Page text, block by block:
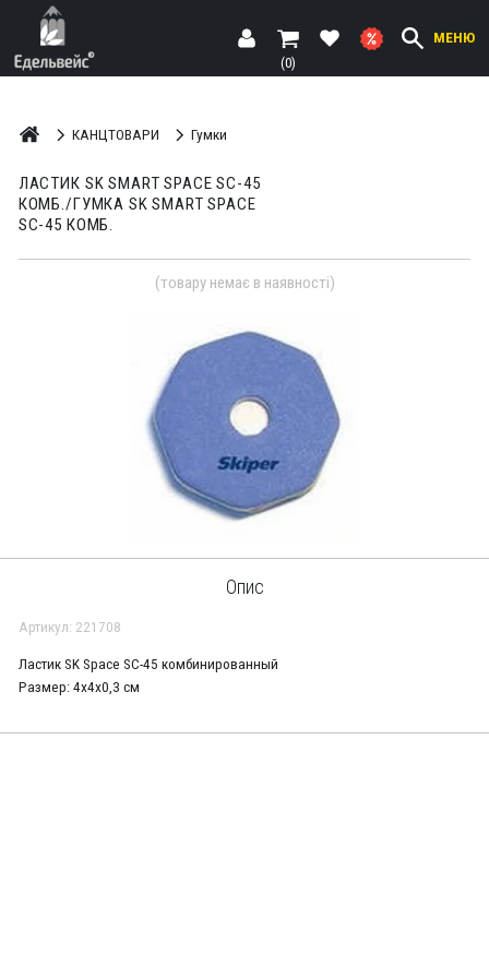
МЕНЮ
(0)
КАНЦТОВАРИ Гумки
ЛАСТИК SK SMART SPACE SC-45
КОМБ./ГУМКА SK SMART SPACE
SC-45 КОМБ.
(товару немає в наявності)
Опис
Артикул: 221708
Ластик SK Space SC-45 комбинированный
Размер: 4х4х0,3 см